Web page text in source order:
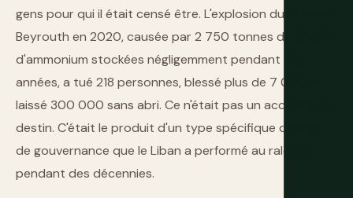
gens pour qui il était censé être. L'explosion du port de
Beyrouth en 2020, causée par 2 750 tonnes de nitrate
d'ammonium stockées négligemment pendant des
années, a tué 218 personnes, blessé plus de 7 000 et
laissé 300 000 sans abri. Ce n'était pas un accident du
destin. C'était le produit d'un type spécifique d'échec
de gouvernance que le Liban a performé au ralenti
pendant des décennies.